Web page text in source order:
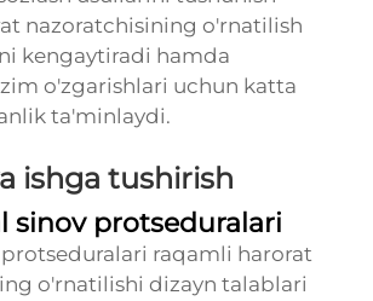
nazoratchisining o'rnatilish
kengaytiradi hamda
o'zgarishlari uchun katta
ta'minlaydi.
ishga tushirish
sinov protseduralari
raqamli harorat
o'rnatilishi dizayn talablari